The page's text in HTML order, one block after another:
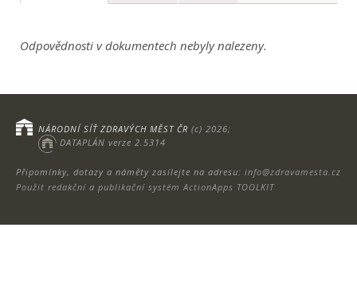
Odpovědnosti v dokumentech nebyly nalezeny.
Připomínky, dotazy a náměty zasílejte na adresu: info@zdravamesta.cz
Použit redakční a publikační systém ActionApps TOOLKIT
NÁRODNÍ SÍŤ ZDRAVÝCH MĚST ČR (c) 2026;
DATAPLÁN verze 2.5314